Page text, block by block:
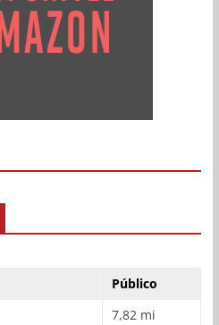
Público
7,82 mi